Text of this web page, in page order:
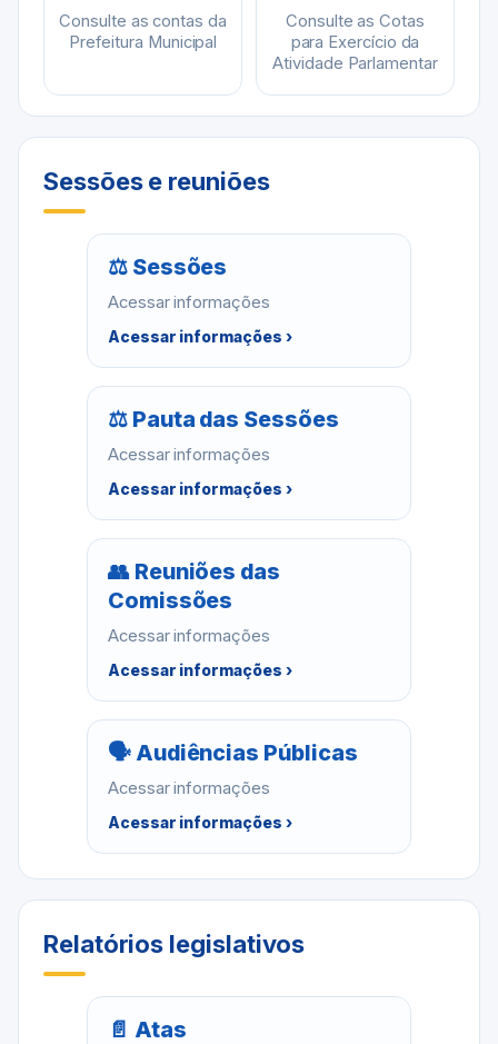
Consulte as contas da
Prefeitura Municipal
Consulte as Cotas
para Exercício da
Atividade Parlamentar
Sessões e reuniões
⚖ Sessões
Acessar informações
Acessar informações ›
⚖ Pauta das Sessões
Acessar informações
Acessar informações ›
👥 Reuniões das
Comissões
Acessar informações
Acessar informações ›
🗣 Audiências Públicas
Acessar informações
Acessar informações ›
Relatórios legislativos
📄 Atas